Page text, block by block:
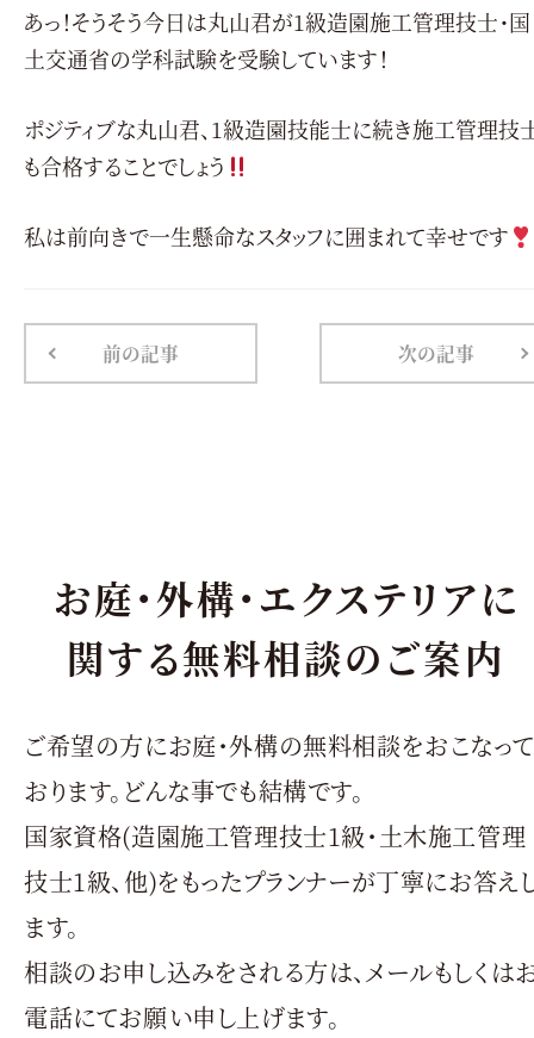
あっ！そうそう今日は丸山君が1級造園施工管理技士・国
土交通省の学科試験を受験しています！
ポジティブな丸山君、1級造園技能士に続き施工管理技
も合格することでしょう
私は前向きで一生懸命なスタッフに囲まれて幸せです
前の記事 次の記事
お庭・外構・エクステリアに
関する無料相談のご案内
ご希望の方にお庭・外構の無料相談をおこなって
おります。どんな事でも結構です。
国家資格(造園施工管理技士1級・土木施工管理
技士1級、他)をもったプランナーが丁寧にお答え
ます。
相談のお申し込みをされる方は、メールもしくは
電話にてお願い申し上げます。